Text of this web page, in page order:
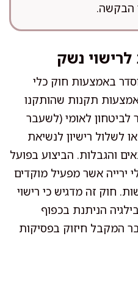
הבקשה.
נשק
באמצעות חוק כלי
וכן באמצעות תקנות שהותקנו
לאומי (לשעבר
לשלול רישיון לנשיאת
והגבלות. הביצוע בפועל
ירייה אשר מפעיל מוקדים
חוק זה מדגיש כי רישוי
הניתנת בכפוף
המקבל חיזוק בפסיקות